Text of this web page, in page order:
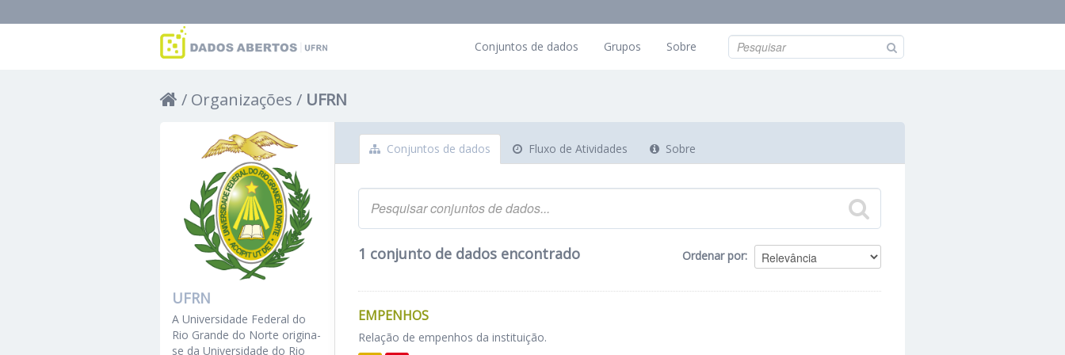
Conjuntos de dados Grupos Sobre
Organizações UFRN
Conjuntos de dados Fluxo de Atividades Sobre
Ordenar por
1 conjunto de dados encontrado
EMPENHOS
Relação de empenhos da instituição.
UFRN
A Universidade Federal do
Rio Grande do Norte origina-
se da Universidade do Rio